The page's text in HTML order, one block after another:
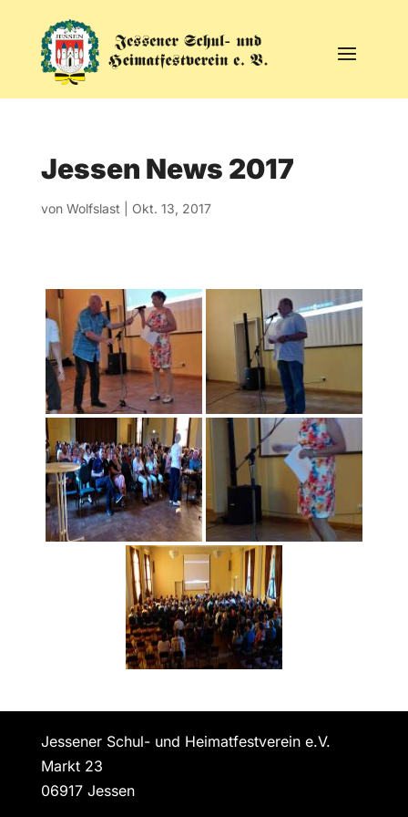
Jessen News 2017
von Wolfslast Okt. 13, 2017
Jessener Schul- und Heimatfestverein e.V.
Markt 23
06917 Jessen